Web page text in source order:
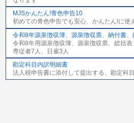
MJSかんたん!青色申告10
初めての青色申告でも安心、かんたん!に使
令和8年源泉徴収簿、源泉徴収票、納付書、
令和8年用源泉徴収簿、源泉徴収票、総括表
専従者7人、日雇3人
勘定科目内訳明細書
法人税申告書に添付して提出する、勘定科